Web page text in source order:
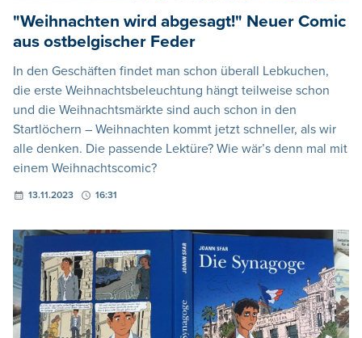
"Weihnachten wird abgesagt!" Neuer Comic
aus ostbelgischer Feder
In den Geschäften findet man schon überall Lebkuchen,
die erste Weihnachtsbeleuchtung hängt teilweise schon
und die Weihnachtsmärkte sind auch schon in den
Startlöchern – Weihnachten kommt jetzt schneller, als wir
alle denken. Die passende Lektüre? Wie wär’s denn mal mit
einem Weihnachtscomic?
13.11.2023 16:31